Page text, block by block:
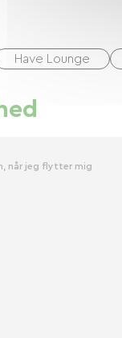
Have Lounge
når jeg flytter mig